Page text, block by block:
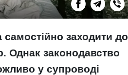
заходити до
Однак законодавство
у супроводі